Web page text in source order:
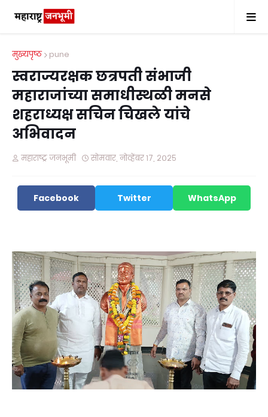
मुख्यपृष्ठ pune
स्वराज्यरक्षक छत्रपती संभाजी
महाराजांच्या समाधीस्थळी मनसे
शहराध्यक्ष सचिन चिखले यांचे
अभिवादन
महाराष्ट्र जनभूमी सोमवार, नोव्हेंबर १७, २०२५
Facebook Twitter WhatsApp